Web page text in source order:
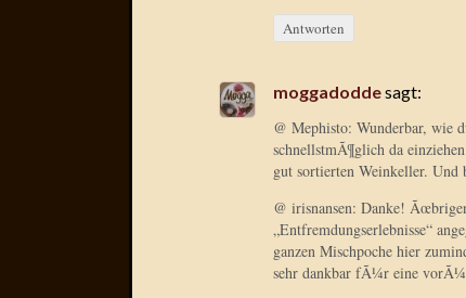
Antworten
moggadoddesagt:
@ Mephisto: Wunderbar, wie
schnellstmÃ¶glich da
gut sortierten Weinkeller. Und
@ irisnansen: Danke!
„Entfremdungserlebnisse“
ganzen Mischpoche hier
sehr dankbar fÃ¼r eine